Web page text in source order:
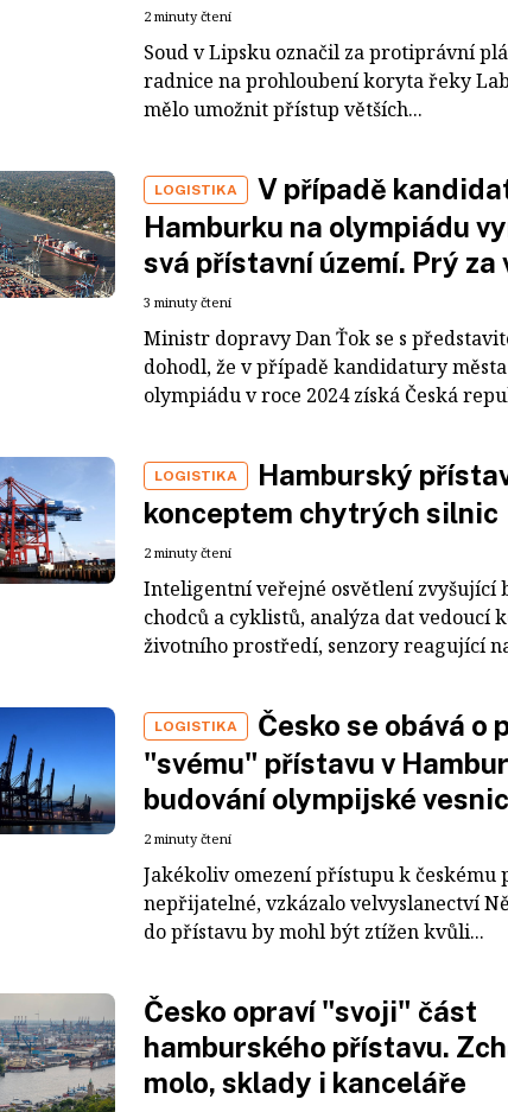
2 minuty čtení
Soud v Lipsku označil za protiprávní
radnice na prohloubení koryta řeky
mělo umožnit přístup větších...
LOGISTIKA
V případě
Hamburku na olympiádu
svá přístavní území. Prý za
3 minuty čtení
Ministr dopravy Dan Ťok se s
dohodl, že v případě kandidatury
olympiádu v roce 2024 získá Česká
LOGISTIKA
Hamburský
konceptem chytrých silnic
2 minuty čtení
Inteligentní veřejné osvětlení zvyšující
chodců a cyklistů, analýza dat vedoucí
životního prostředí, senzory reagující
LOGISTIKA
Česko se obává o
"svému" přístavu v
budování olympijské
2 minuty čtení
Jakékoliv omezení přístupu k českému
nepřijatelné, vzkázalo velvyslanectví
do přístavu by mohl být ztížen kvůli...
Česko opraví "svoji" část
hamburského přístavu.
molo, sklady i kanceláře